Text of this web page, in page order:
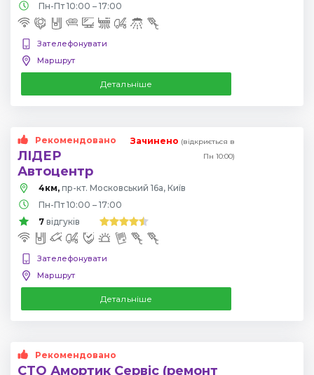
Пн-Пт 10:00 – 17:00
Зателефонувати
Маршрут
Детальніше
Рекомендовано
ЛІДЕР
Автоцентр
Зачинено (відкриється в
Пн 10:00)
4км, пр-кт. Московський 16а, Київ
Пн-Пт 10:00 – 17:00
7 відгуків
Зателефонувати
Маршрут
Детальніше
Рекомендовано
СТО Амортик Сервіс (ремонт